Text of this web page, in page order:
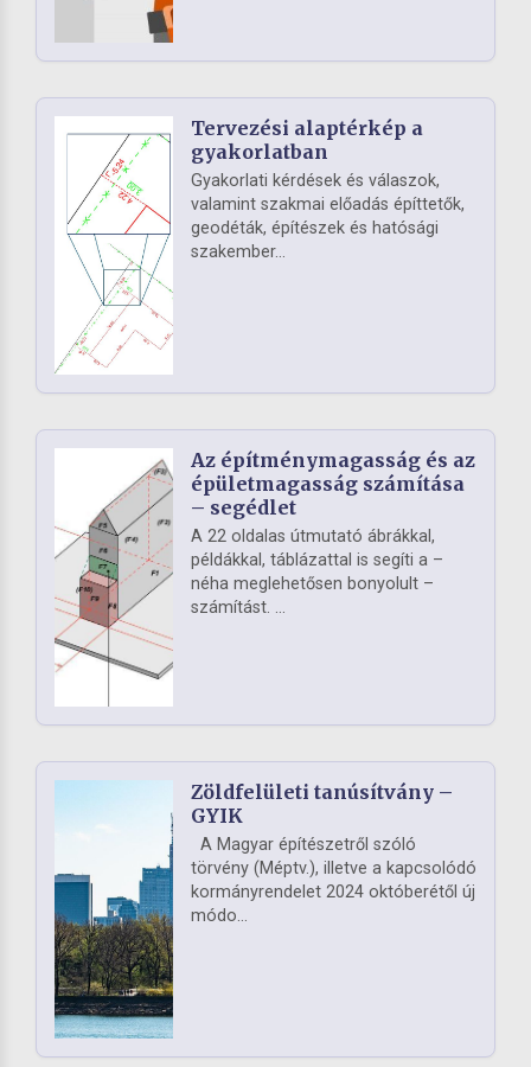
Tervezési alaptérkép a
gyakorlatban
Gyakorlati kérdések és válaszok,
valamint szakmai előadás építtetők,
geodéták, építészek és hatósági
szakember...
Az építménymagasság és az
épületmagasság számítása
– segédlet
A 22 oldalas útmutató ábrákkal,
példákkal, táblázattal is segíti a –
néha meglehetősen bonyolult –
számítást. ...
Zöldfelületi tanúsítvány –
GYIK
A Magyar építészetről szóló
törvény (Méptv.), illetve a kapcsolódó
kormányrendelet 2024 októberétől új
módo...